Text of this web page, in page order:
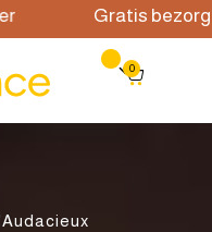
Gratis bezorging
0